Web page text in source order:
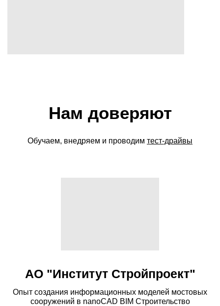
Нам доверяют
Обучаем, внедряем и проводим тест-драйвы
АО "Институт Стройпроект"
Опыт создания информационных моделей мостовых
сооружений в nanoCAD BIM Строительство